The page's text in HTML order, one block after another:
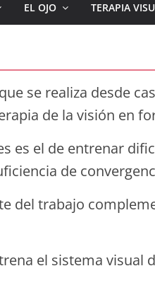
EL OJO TERAPIA
se realiza desde
de la visión en
es el de entrenar
de
del trabajo
el sistema visual